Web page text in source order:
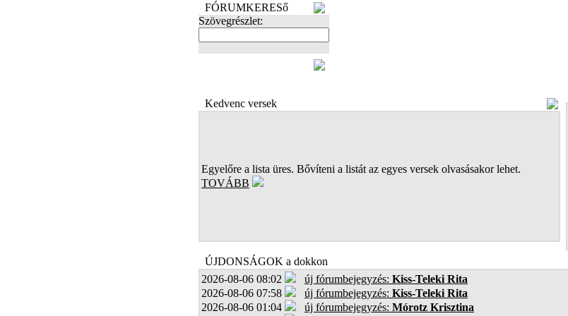
FÓRUMKERESő
Szövegrészlet:
Kedvenc versek
Egyelőre a lista üres. Bővíteni a listát az egyes versek olvasásakor lehet.
TOVÁBB
ÚJDONSÁGOK a dokkon
2026-08-06 08:02
új fórumbejegyzés: Kiss-Teleki Rita
2026-08-06 07:58
új fórumbejegyzés: Kiss-Teleki Rita
2026-08-06 01:04
új fórumbejegyzés: Mórotz Krisztina